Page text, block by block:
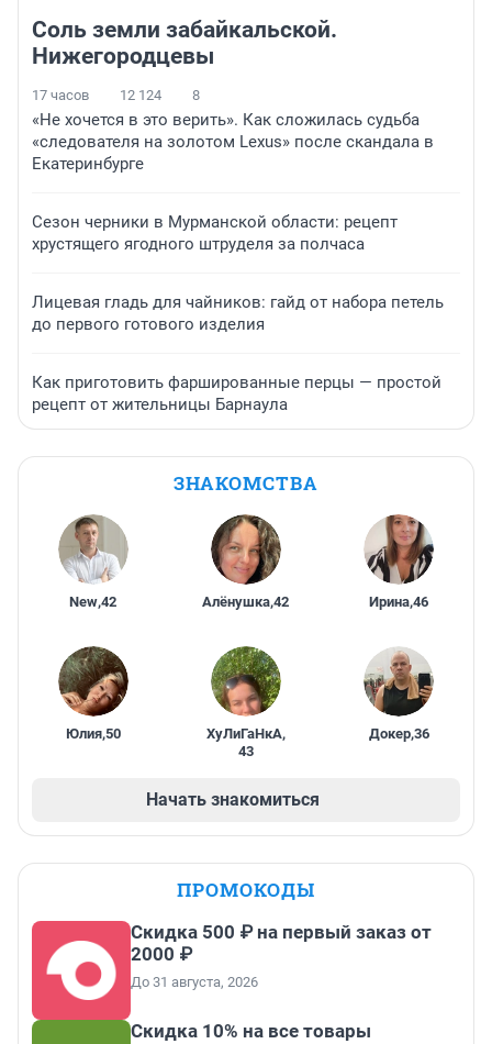
Соль земли забайкальской.
Нижегородцевы
17 часов 12 124 8
«Не хочется в это верить». Как сложилась судьба
«следователя на золотом Lexus» после скандала в
Екатеринбурге
Сезон черники в Мурманской области: рецепт
хрустящего ягодного штруделя за полчаса
Лицевая гладь для чайников: гайд от набора петель
до первого готового изделия
Как приготовить фаршированные перцы — простой
рецепт от жительницы Барнаула
ЗНАКОМСТВА
New,42 Алёнушка,42 Ирина,46
Юлия,50 ХуЛиГаНкА,
43
Докер,36
Начать знакомиться
ПРОМОКОДЫ
Скидка 500 ₽ на первый заказ от
2000 ₽
До 31 августа, 2026
Скидка 10% на все товары